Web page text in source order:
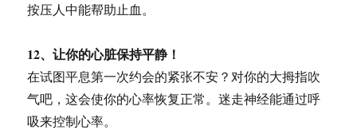
按压人中能帮助止血。
12、让你的心脏保持平静！
在试图平息第一次约会的紧张不安？对你的大拇指吹
气吧，这会使你的心率恢复正常。迷走神经能通过呼
吸来控制心率。